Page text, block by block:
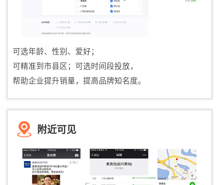
可选年龄、性别、爱好；
可精准到市县区；可选时间段投放，
帮助企业提升销量，提高品牌知名度。
附近可见